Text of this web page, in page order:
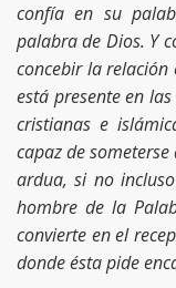
confía en su
palabra de Dios. Y
concebir la relación
está presente en
cristianas e
capaz de
ardua, si no
hombre de la
convierte en el
donde ésta pide